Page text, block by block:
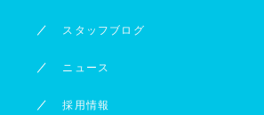
スタッフブログ
ニュース
採用情報